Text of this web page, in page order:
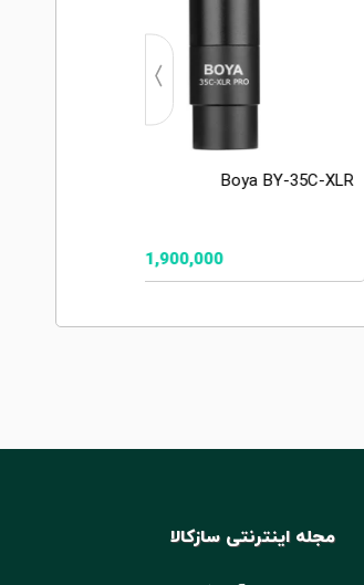
Boya BY-35C-XLR PRO
2,480,000
مجله اینترنتی سازکالا